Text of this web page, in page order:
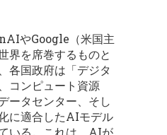
やGoogle（米国主
界を席巻するものと
各国政府は「デジタ
コンピュート資源
ータセンター、そし
に適合したAIモデル
いる。これは、AIが